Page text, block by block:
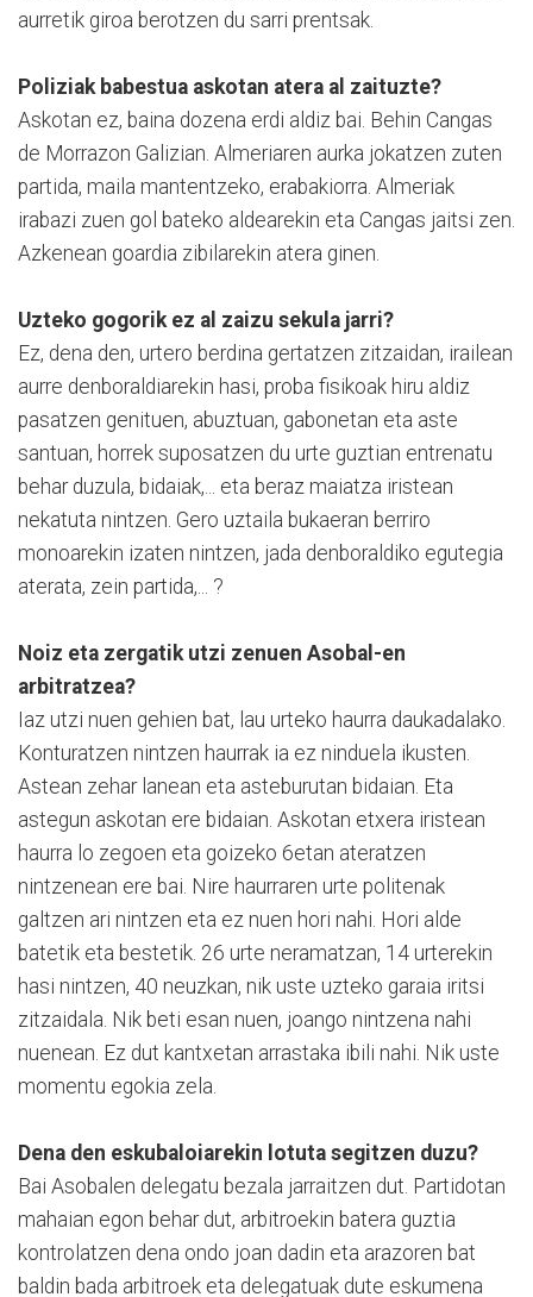
aurretik giroa berotzen du sarri prentsak.
Poliziak babestua askotan atera al zaituzte?
Askotan ez, baina dozena erdi aldiz bai. Behin Cangas
de Morrazon Galizian. Almeriaren aurka jokatzen zuten
partida, maila mantentzeko, erabakiorra. Almeriak
irabazi zuen gol bateko aldearekin eta Cangas jaitsi zen.
Azkenean goardia zibilarekin atera ginen.
Uzteko gogorik ez al zaizu sekula jarri?
Ez, dena den, urtero berdina gertatzen zitzaidan, irailean
aurre denboraldiarekin hasi, proba fisikoak hiru aldiz
pasatzen genituen, abuztuan, gabonetan eta aste
santuan, horrek suposatzen du urte guztian entrenatu
behar duzula, bidaiak,... eta beraz maiatza iristean
nekatuta nintzen. Gero uztaila bukaeran berriro
monoarekin izaten nintzen, jada denboraldiko egutegia
aterata, zein partida,... ?
Noiz eta zergatik utzi zenuen Asobal-en
arbitratzea?
Iaz utzi nuen gehien bat, lau urteko haurra daukadalako.
Konturatzen nintzen haurrak ia ez ninduela ikusten.
Astean zehar lanean eta asteburutan bidaian. Eta
astegun askotan ere bidaian. Askotan etxera iristean
haurra lo zegoen eta goizeko 6etan ateratzen
nintzenean ere bai. Nire haurraren urte politenak
galtzen ari nintzen eta ez nuen hori nahi. Hori alde
batetik eta bestetik. 26 urte neramatzan, 14 urterekin
hasi nintzen, 40 neuzkan, nik uste uzteko garaia iritsi
zitzaidala. Nik beti esan nuen, joango nintzena nahi
nuenean. Ez dut kantxetan arrastaka ibili nahi. Nik uste
momentu egokia zela.
Dena den eskubaloiarekin lotuta segitzen duzu?
Bai Asobalen delegatu bezala jarraitzen dut. Partidotan
mahaian egon behar dut, arbitroekin batera guztia
kontrolatzen dena ondo joan dadin eta arazoren bat
baldin bada arbitroek eta delegatuak dute eskumena